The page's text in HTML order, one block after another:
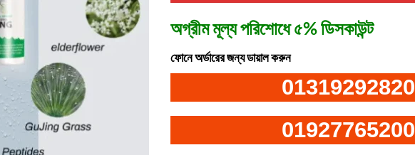
অগ্রীম মূল্য পরিশোধে ৫% ডিসকাউন্ট
ফোনে অর্ডারের জন্য ডায়াল করুন
01319292820
01927765200